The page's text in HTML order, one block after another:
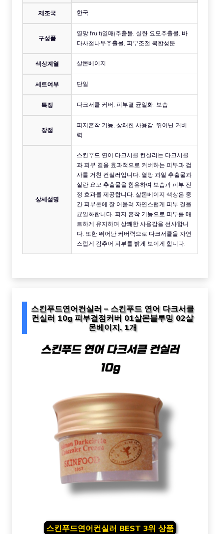
제조국 한국
구성품
열망 fruit(열매)추출물, 실란 요모추출물, 바
다사철나무추출물, 피부조절 복합성분
색상계열 살몬베이지
세트여부 단일
특징 다크서클 커버, 피부결 균일화, 보습
장점
피지흡착 기능, 상쾌한 사용감, 뛰어난 커버
력
상세설명
스킨푸드 연어 다크서클 컨실러는 다크서클
과 피부 결을 효과적으로 커버하는 피부과 검
사를 거친 컨실러입니다. 열망 과일 추출물과
실란 요모 추출물을 함유하여 보습과 피부 진
정 효과를 제공합니다. 살몬베이지 색상은 중
간 피부톤에 잘 어울려 자연스럽게 피부 결을
균일화합니다. 피지 흡착 기능으로 피부를 매
트하게 유지하며 상쾌한 사용감을 선사합니
다. 또한 뛰어난 커버력으로 다크서클을 자연
스럽게 감추어 피부를 밝게 보이게 합니다.
스킨푸드연어컨실러 – 스킨푸드 연어 다크서클
컨실러 10g 피부결점커버 01살몬블루밍 02살
몬베이지, 1개
스킨푸드연어컨실러 BEST 3위 상품